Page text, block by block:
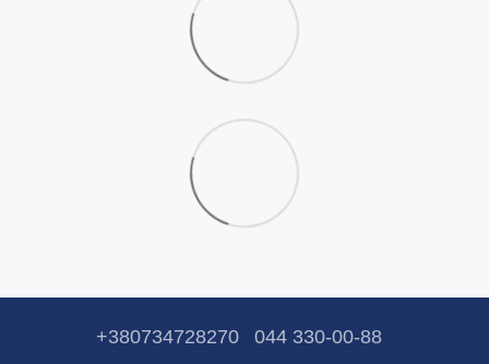
+380734728270 044 330-00-88